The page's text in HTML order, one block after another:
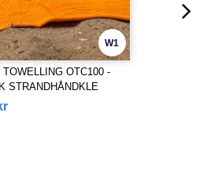
W1
OTC100 -
STRANDHÅNDKLE